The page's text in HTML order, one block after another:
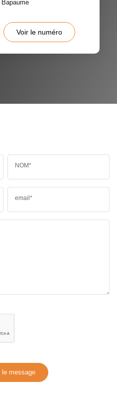
Bapaume
Voir le numéro
NOM*
email*
le message